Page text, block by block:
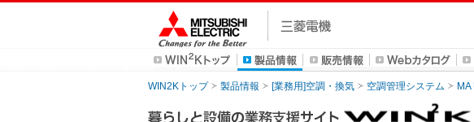
WIN2Kトップ 製品情報 [業務用]空調・換気 空調管理システム